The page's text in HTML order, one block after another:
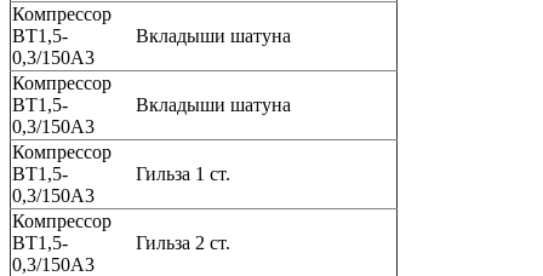
Компрессор
ВТ1,5-
0,3/150А3
Вкладыши шатуна
Компрессор
ВТ1,5-
0,3/150А3
Вкладыши шатуна
Компрессор
ВТ1,5-
0,3/150А3
Гильза 1 ст.
Компрессор
ВТ1,5-
0,3/150А3
Гильза 2 ст.